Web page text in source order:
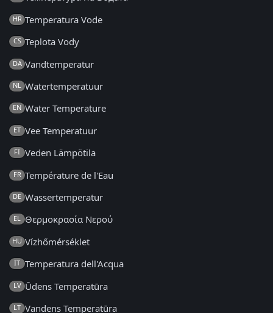
HR Temperatura Vode
CS Teplota Vody
DA Vandtemperatur
NL Watertemperatuur
EN Water Temperature
ET Vee Temperatuur
FI Veden Lämpötila
FR Température de l'Eau
DE Wassertemperatur
EL Θερμοκρασία Νερού
HU Vízhőmérséklet
IT Temperatura dell'Acqua
LV Ūdens Temperatūra
LT Vandens Temperatūra